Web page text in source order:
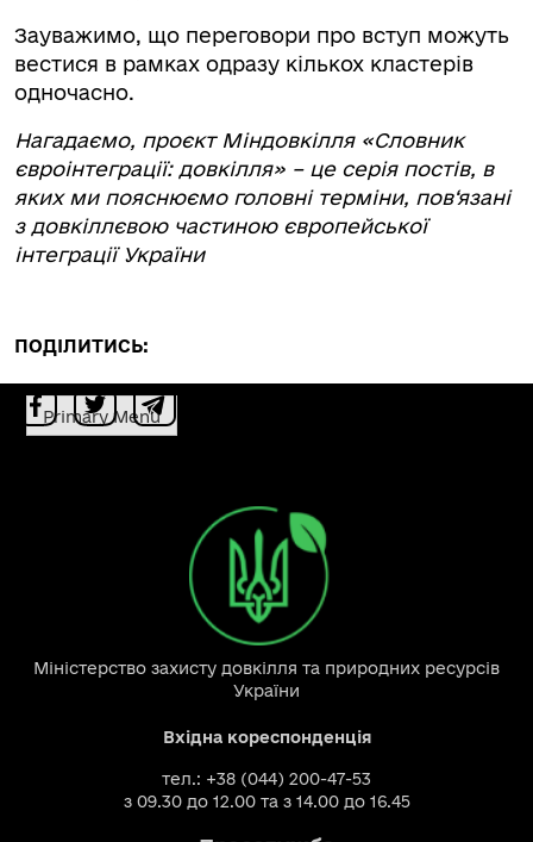
Зауважимо, що переговори про вступ можуть
вестися в рамках одразу кількох кластерів
одночасно.
Нагадаємо, проєкт Міндовкілля «Словник
євроінтеграції: довкілля» – це серія постів, в
яких ми пояснюємо головні терміни, пов‘язані
з довкіллєвою частиною європейської
інтеграції України
ПОДІЛИТИСЬ:
Primary Menu
Міністерство захисту довкілля та природних ресурсів
України
Вхідна кореспонденція
тел.: +38 (044) 200-47-53
з 09.30 до 12.00 та з 14.00 до 16.45